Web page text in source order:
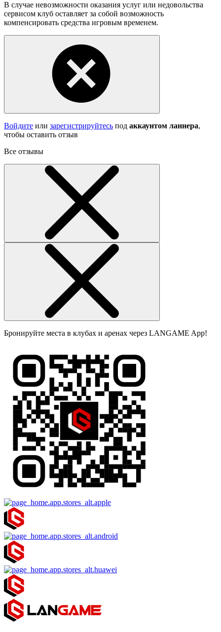
В случае невозможности оказания услуг или недовольства
сервисом клуб оставляет за собой возможность
компенсировать средства игровым временем.
Войдите или зарегистрируйтесь под аккаунтом ланнера,
чтобы оставить отзыв
Все отзывы
Бронируйте места в клубах и аренах через LANGAME App!